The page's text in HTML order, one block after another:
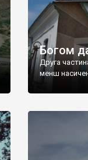
Богом
Друга
менш